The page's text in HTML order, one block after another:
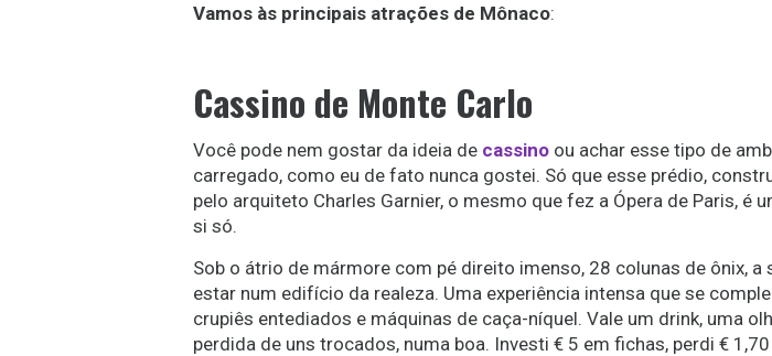
Vamos às principais atrações de Mônaco:
Cassino de Monte Carlo
Você pode nem gostar da ideia de cassino ou achar esse tipo de
carregado, como eu de fato nunca gostei. Só que esse prédio,
pelo arquiteto Charles Garnier, o mesmo que fez a Ópera de Paris, é
si só.
Sob o átrio de mármore com pé direito imenso, 28 colunas de ônix, a
estar num edifício da realeza. Uma experiência intensa que se
crupiês entediados e máquinas de caça-níquel. Vale um drink, uma
perdida de uns trocados, numa boa. Investi € 5 em fichas, perdi €